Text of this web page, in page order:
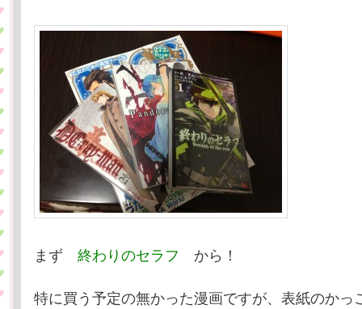
まず終わりのセラフ から！
特に買う予定の無かった漫画ですが、表紙のかっ